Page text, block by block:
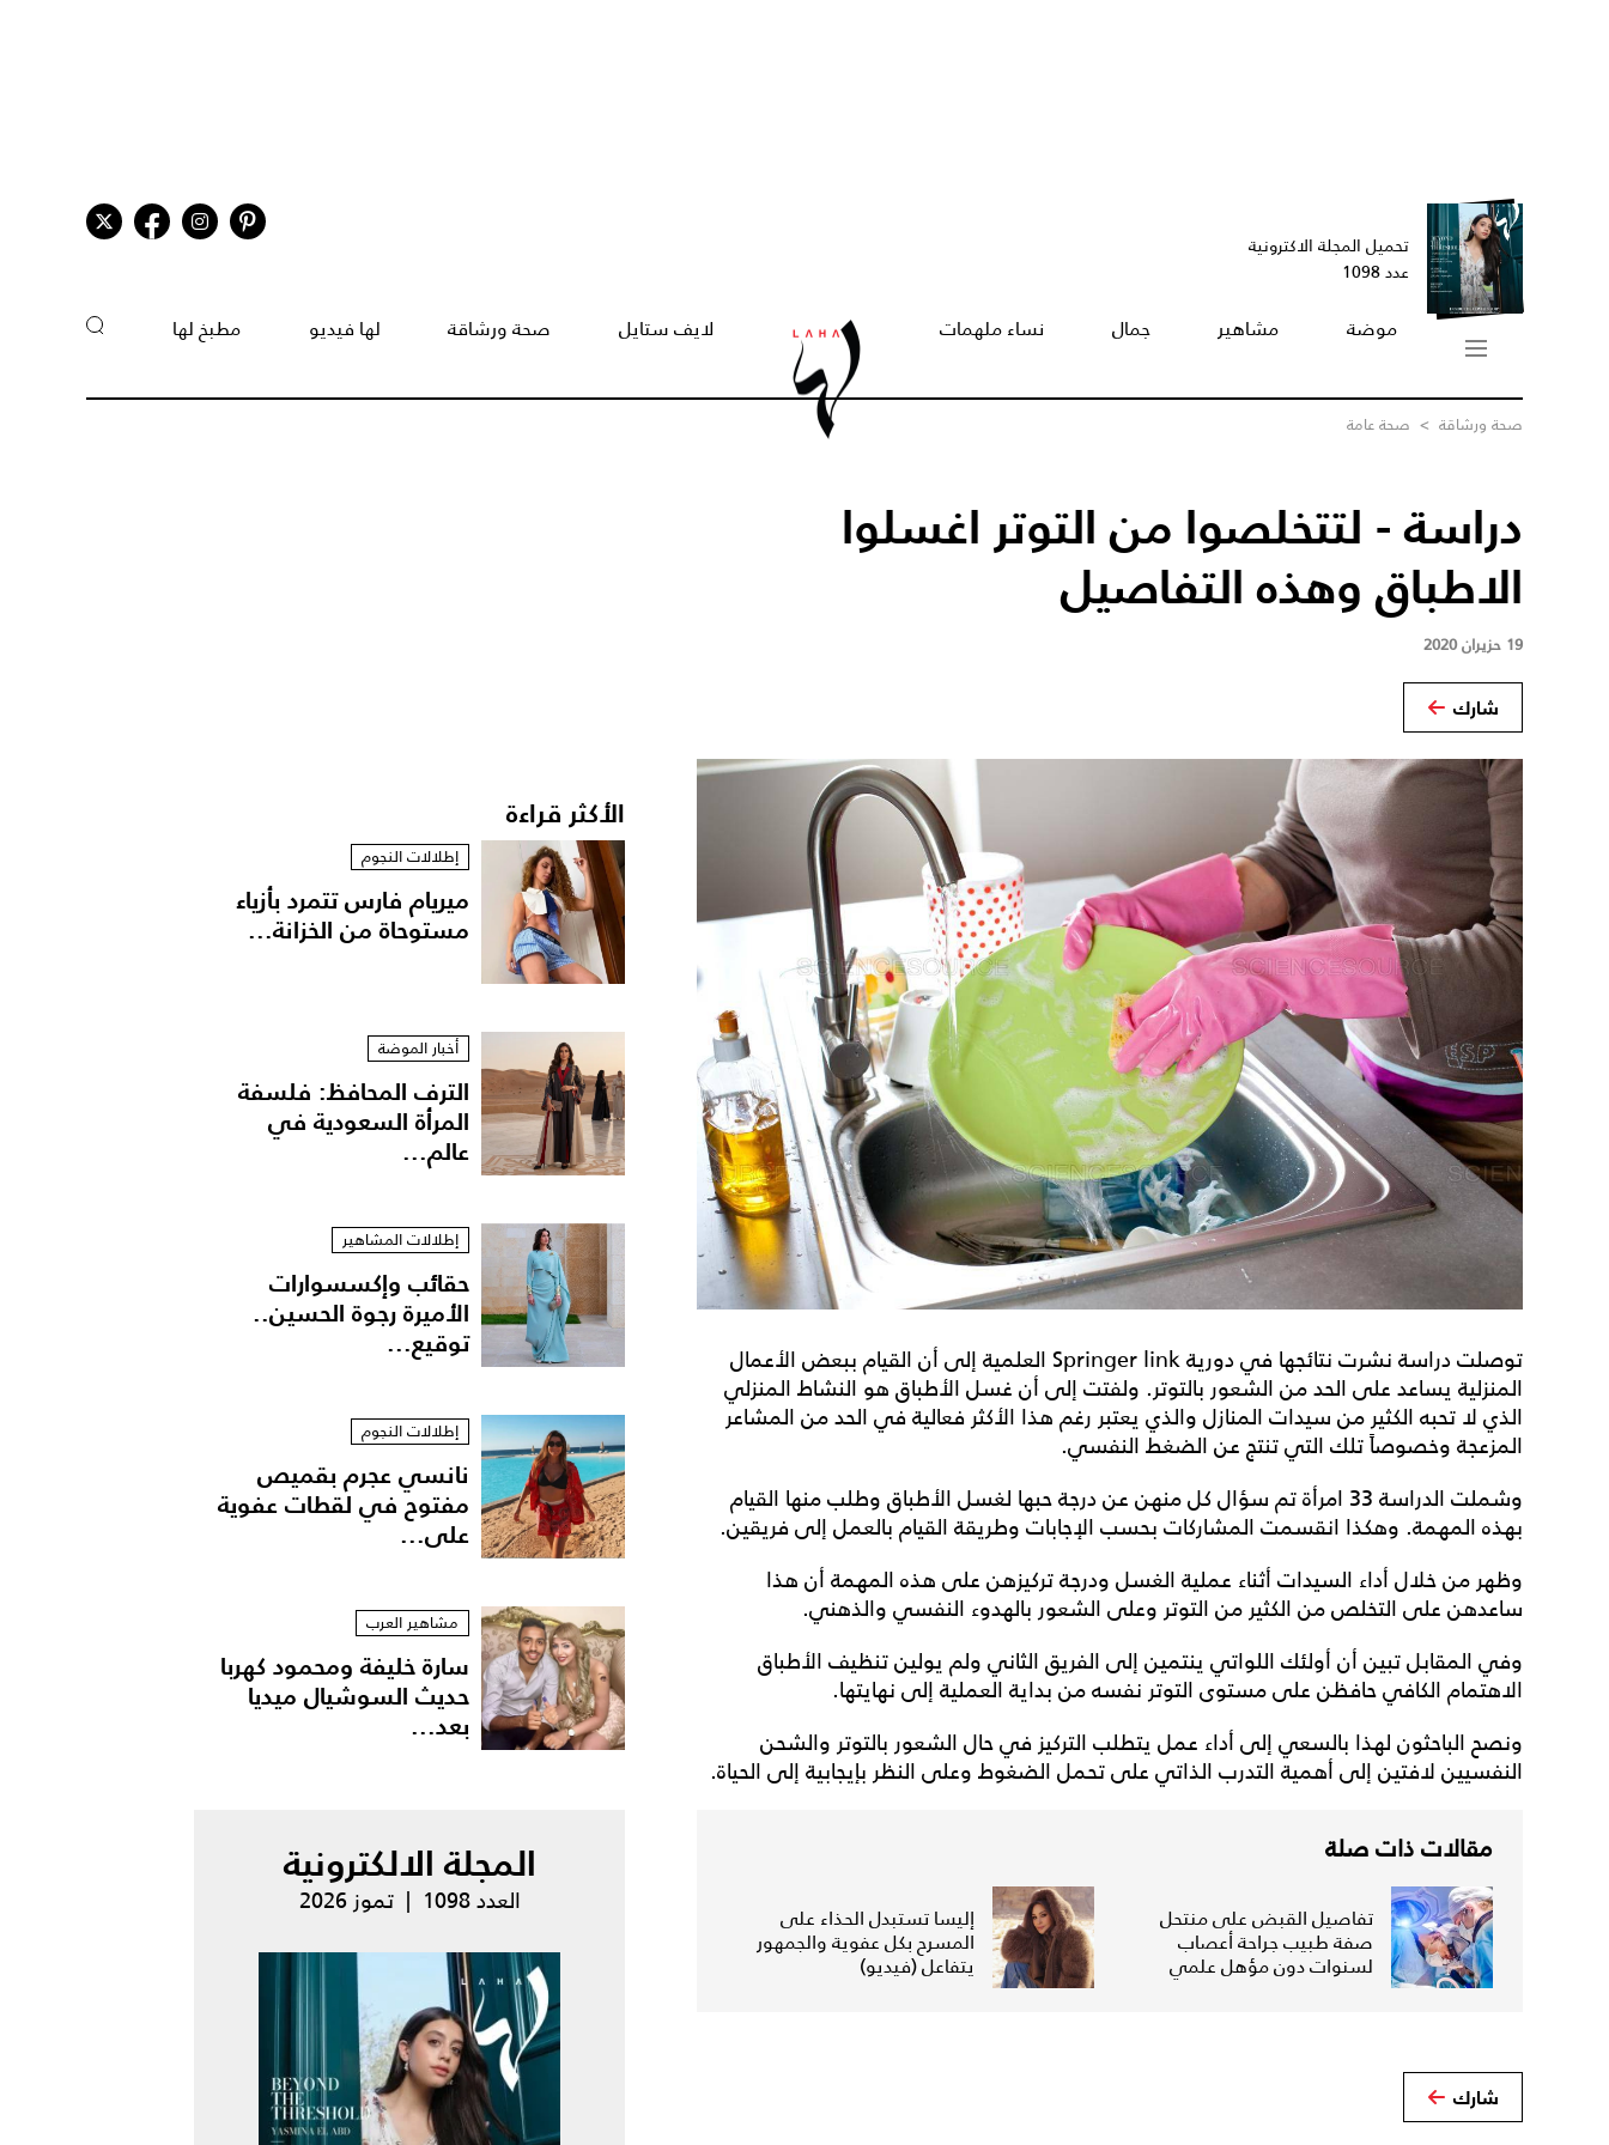
تحميل المجلة الاكترونية
عدد 1098
موضة مشاهير جمال نساء ملهمات لايف ستايل صحة ورشاقة لها فيديو مطبخ لها
صحة ورشاقة > صحة عامة
دراسة - لتتخلصوا من التوتر اغسلوا
الاطباق وهذه التفاصيل
19 حزيران 2020
شارك
توصلت دراسة نشرت نتائجها في دورية Springer link العلمية إلى أن القيام ببعض الأعمال
المنزلية يساعد على الحد من الشعور بالتوتر. ولفتت إلى أن غسل الأطباق هو النشاط المنزلي
الذي لا تحبه الكثير من سيدات المنازل والذي يعتبر رغم هذا الأكثر فعالية في الحد من المشاعر
المزعجة وخصوصاً تلك التي تنتج عن الضغط النفسي.
وشملت الدراسة 33 امرأة تم سؤال كل منهن عن درجة حبها لغسل الأطباق وطلب منها القيام
بهذه المهمة. وهكذا انقسمت المشاركات بحسب الإجابات وطريقة القيام بالعمل إلى فريقين.
وظهر من خلال أداء السيدات أثناء عملية الغسل ودرجة تركيزهن على هذه المهمة أن هذا
ساعدهن على التخلص من الكثير من التوتر وعلى الشعور بالهدوء النفسي والذهني.
وفي المقابل تبين أن أولئك اللواتي ينتمين إلى الفريق الثاني ولم يولين تنظيف الأطباق
الاهتمام الكافي حافظن على مستوى التوتر نفسه من بداية العملية إلى نهايتها.
ونصح الباحثون لهذا بالسعي إلى أداء عمل يتطلب التركيز في حال الشعور بالتوتر والشحن
النفسيين لافتين إلى أهمية التدرب الذاتي على تحمل الضغوط وعلى النظر بإيجابية إلى الحياة.
مقالات ذات صلة
تفاصيل القبض على منتحل
صفة طبيب جراحة أعصاب
لسنوات دون مؤهل علمي
إليسا تستبدل الحذاء على
المسرح بكل عفوية والجمهور
يتفاعل (فيديو)
شارك
الأكثر قراءة
إطلالات النجوم
ميريام فارس تتمرد بأزياء
مستوحاة من الخزانة...
أخبار الموضة
الترف المحافظ: فلسفة
المرأة السعودية في
عالم...
إطلالات المشاهير
حقائب وإكسسوارات
الأميرة رجوة الحسين..
توقيع...
إطلالات النجوم
نانسي عجرم بقميص
مفتوح في لقطات عفوية
على...
مشاهير العرب
سارة خليفة ومحمود كهربا
حديث السوشيال ميديا
بعد...
المجلة الالكترونية
العدد 1098 | تموز 2026